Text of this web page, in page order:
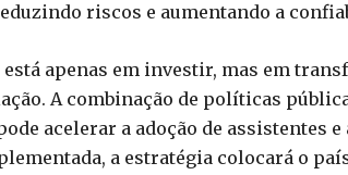
riscos e aumentando a
está apenas em investir, mas em
A combinação de políticas
acelerar a adoção de assistentes e
a estratégia colocará o